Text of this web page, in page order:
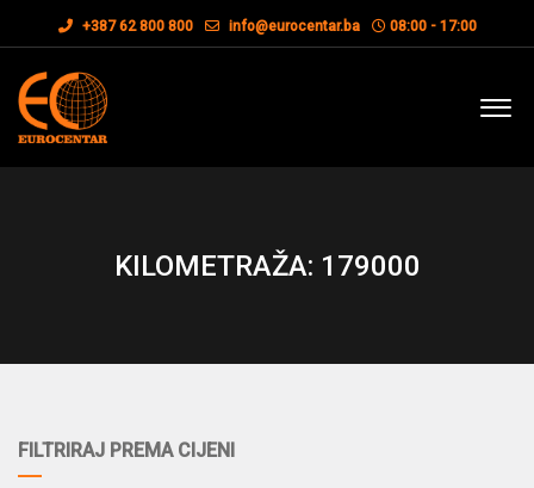
+387 62 800 800 info@eurocentar.ba 08:00 - 17:00
KILOMETRAŽA: 179000
FILTRIRAJ PREMA CIJENI